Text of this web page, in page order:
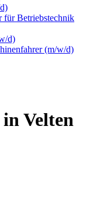
für Betriebstechnik
d)
(m/w/d)
Velten